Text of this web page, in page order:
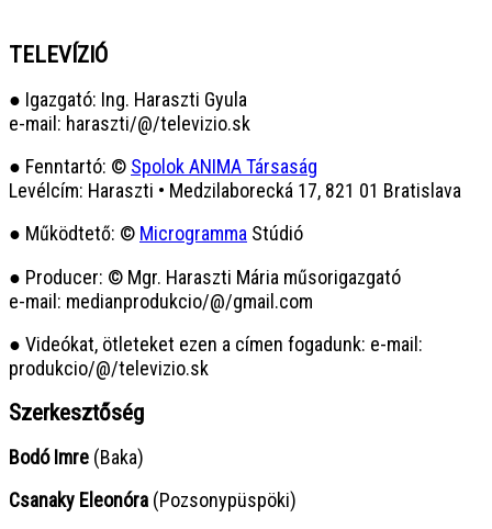
TELEVÍZIÓ
● Igazgató: Ing. Haraszti Gyula
e-mail: haraszti/@/televizio.sk
● Fenntartó: © Spolok ANIMA Társaság
Levélcím: Haraszti • Medzilaborecká 17, 821 01 Bratislava
● Működtető: © Microgramma Stúdió
● Producer: © Mgr. Haraszti Mária műsorigazgató
e-mail: medianprodukcio/@/gmail.com
● Videókat, ötleteket ezen a címen fogadunk: e-mail:
produkcio/@/televizio.sk
Szerkesztőség
Bodó Imre (Baka)
Csanaky Eleonóra (Pozsonypüspöki)